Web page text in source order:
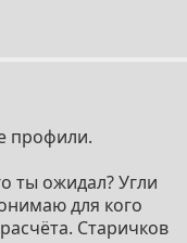
профили.
ты ожидал? Угли
для кого
Старичков